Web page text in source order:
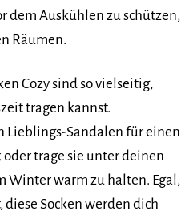
dem Auskühlen zu schützen,
Räumen.
Cozy sind so vielseitig,
tragen kannst.
Lieblings-Sandalen für einen
trage sie unter deinen
Winter warm zu halten. Egal,
Socken werden dich